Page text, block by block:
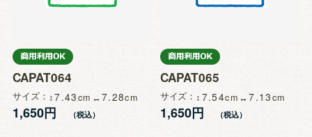
CAPAT064
サイズ 7.43 7.28
1,650円
CAPAT065
サイズ 7.54 7.13
1,650円